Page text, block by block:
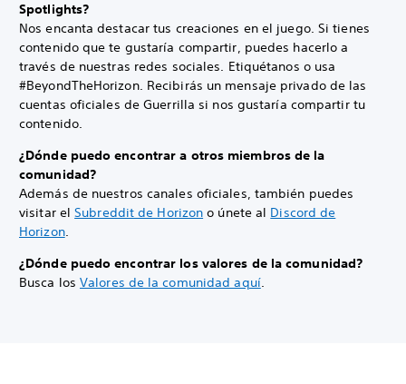
Spotlights?
Nos encanta destacar tus creaciones en el juego. Si tienes
contenido que te gustaría compartir, puedes hacerlo a
través de nuestras redes sociales. Etiquétanos o usa
#BeyondTheHorizon. Recibirás un mensaje privado de las
cuentas oficiales de Guerrilla si nos gustaría compartir tu
contenido.
¿Dónde puedo encontrar a otros miembros de la
comunidad?
Además de nuestros canales oficiales, también puedes
visitar elSubreddit de Horizon o únete al Discord de
Horizon.
¿Dónde puedo encontrar los valores de la comunidad?
Busca los Valores de la comunidad aquí.